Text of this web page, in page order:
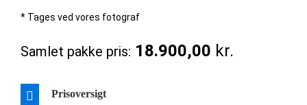
* Tages ved vores fotograf
Samlet pakke pris: 18.900,00 kr.
Prisoversigt